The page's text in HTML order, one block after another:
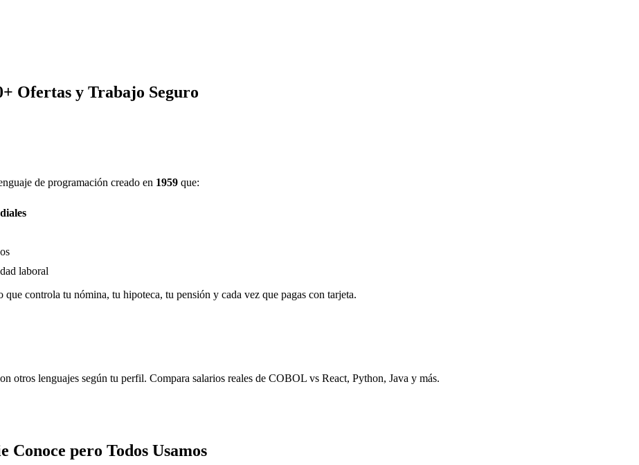
Ofertas y Trabajo Seguro
de programación creado en 1959 que:
laboral
controla tu nómina, tu hipoteca, tu pensión y cada vez que pagas con tarjeta.
otros lenguajes según tu perfil. Compara salarios reales de COBOL vs React, Python, Java y más.
Conoce pero Todos Usamos